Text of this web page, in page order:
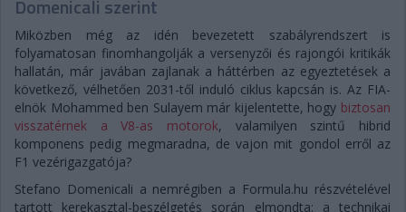
Domenicali szerint
Miközben még az idén bevezetett szabályrendszert is
folyamatosan finomhangolják a versenyzői és rajongói kritikák
hallatán, már javában zajlanak a háttérben az egyeztetések a
következő, vélhetően 2031-től induló ciklus kapcsán is. Az FIA-
elnök Mohammed ben Sulayem már kijelentette, hogy biztosan
visszatérnek a V8-as motorok, valamilyen szintű hibrid
komponens pedig megmaradna, de vajon mit gondol erről az
F1 vezérigazgatója?
Stefano Domenicali a nemrégiben a Formula.hu részvételével
tartott kerekasztal-beszélgetés során elmondta: a technikai